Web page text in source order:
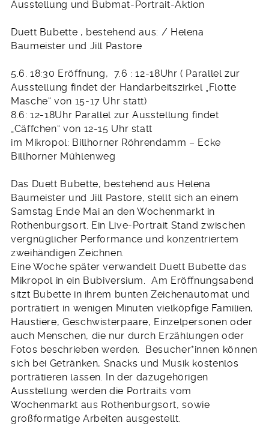
Ausstellung und Bubmat-Portrait-Aktion
Duett Bubette , bestehend aus: / Helena
Baumeister und Jill Pastore
5.6. 18:30 Eröffnung, 7.6 : 12-18Uhr ( Parallel zur
Ausstellung findet der Handarbeitszirkel „Flotte
Masche“ von 15-17 Uhr statt)
8.6: 12-18Uhr Parallel zur Ausstellung findet
„Cäffchen“ von 12-15 Uhr statt
im Mikropol: Billhorner Röhrendamm – Ecke
Billhorner Mühlenweg
Das Duett Bubette, bestehend aus Helena
Baumeister und Jill Pastore, stellt sich an einem
Samstag Ende Mai an den Wochenmarkt in
Rothenburgsort. Ein Live-Portrait Stand zwischen
vergnüglicher Performance und konzentriertem
zweihändigen Zeichnen.
Eine Woche später verwandelt Duett Bubette das
Mikropol in ein Bubiversium. Am Eröffnungsabend
sitzt Bubette in ihrem bunten Zeichenautomat und
porträtiert in wenigen Minuten vielköpfige Familien,
Haustiere, Geschwisterpaare, Einzelpersonen oder
auch Menschen, die nur durch Erzählungen oder
Fotos beschrieben werden. Besucher*innen können
sich bei Getränken, Snacks und Musik kostenlos
porträtieren lassen. In der dazugehörigen
Ausstellung werden die Portraits vom
Wochenmarkt aus Rothenburgsort, sowie
großformatige Arbeiten ausgestellt.